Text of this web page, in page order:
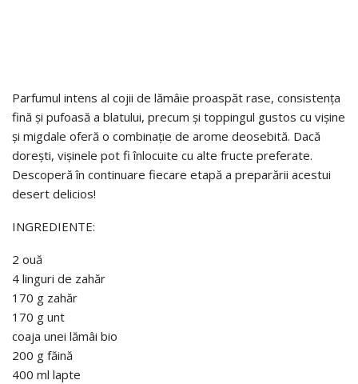
Parfumul intens al cojii de lămâie proaspăt rase, consistența
fină și pufoasă a blatului, precum și toppingul gustos cu vișine
și migdale oferă o combinație de arome deosebită. Dacă
dorești, vișinele pot fi înlocuite cu alte fructe preferate.
Descoperă în continuare fiecare etapă a preparării acestui
desert delicios!
INGREDIENTE:
2 ouă
4 linguri de zahăr
170 g zahăr
170 g unt
coaja unei lămâi bio
200 g făină
400 ml lapte